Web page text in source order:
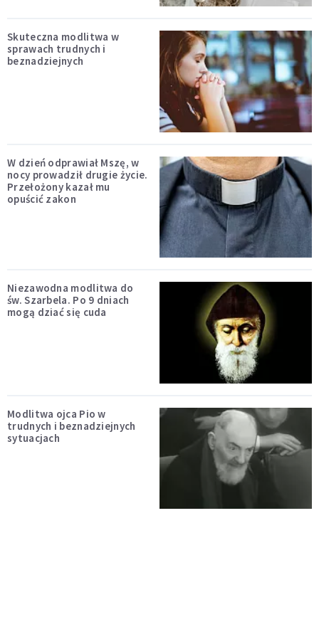
Skuteczna modlitwa w
sprawach trudnych i
beznadziejnych
W dzień odprawiał Mszę, w
nocy prowadził drugie życie.
Przełożony kazał mu
opuścić zakon
Niezawodna modlitwa do
św. Szarbela. Po 9 dniach
mogą dziać się cuda
Modlitwa ojca Pio w
trudnych i beznadziejnych
sytuacjach